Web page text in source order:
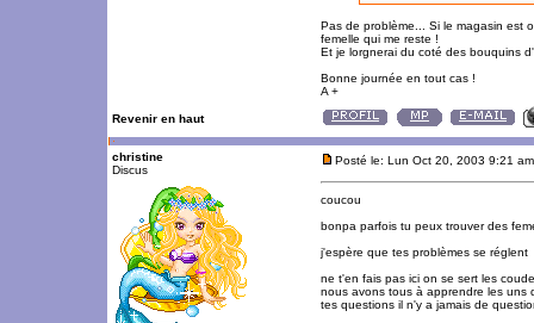
Pas de problème... Si le magasin est
femelle qui me reste !
Et je lorgnerai du coté des bouquins
Bonne journée en tout cas !
A +
Revenir en haut
christine
Discus
Posté le: Lun Oct 20, 2003 9:21 am
coucou
bonpa parfois tu peux trouver des
j'espère que tes problèmes se réglent
ne t'en fais pas ici on se sert les
nous avons tous à apprendre les uns
tes questions il n'y a jamais de